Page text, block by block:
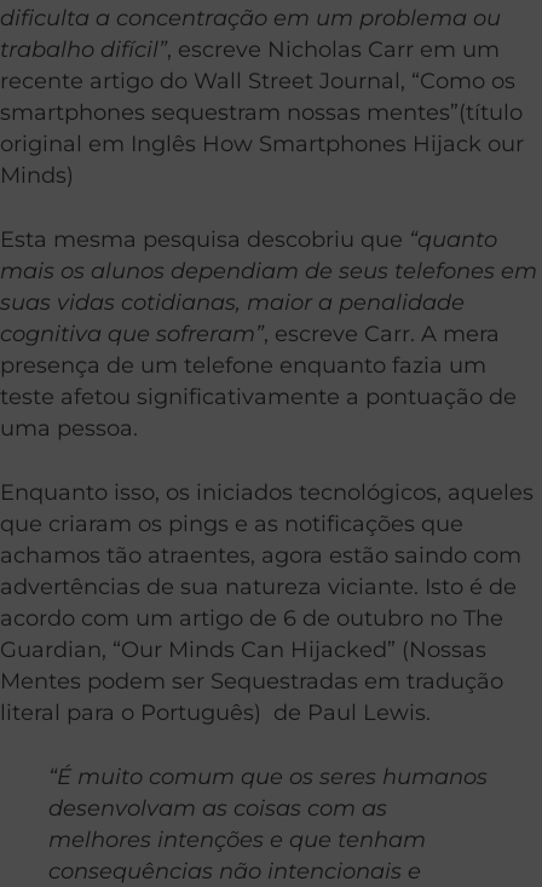
dificulta a concentração em um problema ou
trabalho difícil”, escreve Nicholas Carr em um
recente artigo do Wall Street Journal, “Como os
smartphones sequestram nossas mentes”(título
original em Inglês How Smartphones Hijack our
Minds)
Esta mesma pesquisa descobriu que “quanto
mais os alunos dependiam de seus telefones em
suas vidas cotidianas, maior a penalidade
cognitiva que sofreram”, escreve Carr. A mera
presença de um telefone enquanto fazia um
teste afetou significativamente a pontuação de
uma pessoa.
Enquanto isso, os iniciados tecnológicos, aqueles
que criaram os pings e as notificações que
achamos tão atraentes, agora estão saindo com
advertências de sua natureza viciante. Isto é de
acordo com um artigo de 6 de outubro no The
Guardian, “Our Minds Can Hijacked” (Nossas
Mentes podem ser Sequestradas em tradução
literal para o Português) de Paul Lewis.
“É muito comum que os seres humanos
desenvolvam as coisas com as
melhores intenções e que tenham
consequências não intencionais e